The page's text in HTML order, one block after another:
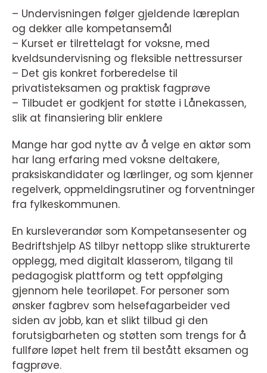
– Undervisningen følger gjeldende læreplan
og dekker alle kompetansemål
– Kurset er tilrettelagt for voksne, med
kveldsundervisning og fleksible nettressurser
– Det gis konkret forberedelse til
privatisteksamen og praktisk fagprøve
– Tilbudet er godkjent for støtte i Lånekassen,
slik at finansiering blir enklere
Mange har god nytte av å velge en aktør som
har lang erfaring med voksne deltakere,
praksiskandidater og lærlinger, og som kjenner
regelverk, oppmeldingsrutiner og forventninger
fra fylkeskommunen.
En kursleverandør som Kompetansesenter og
Bedriftshjelp AS tilbyr nettopp slike strukturerte
opplegg, med digitalt klasserom, tilgang til
pedagogisk plattform og tett oppfølging
gjennom hele teoriløpet. For personer som
ønsker fagbrev som helsefagarbeider ved
siden av jobb, kan et slikt tilbud gi den
forutsigbarheten og støtten som trengs for å
fullføre løpet helt frem til bestått eksamen og
fagprøve.